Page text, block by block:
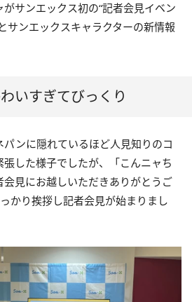
サンエックス初の“記者会見イベン
サンエックスキャラクターの新情報
いすぎてびっくり
ンに隠れているほど人見知りのコ
した様子でしたが、「こんニャち
見にお越しいただきありがとうご
かり挨拶し記者会見が始まりまし